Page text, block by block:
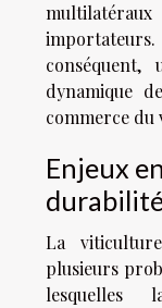
dynamique
commerce du
Enjeux
La
plusieurs